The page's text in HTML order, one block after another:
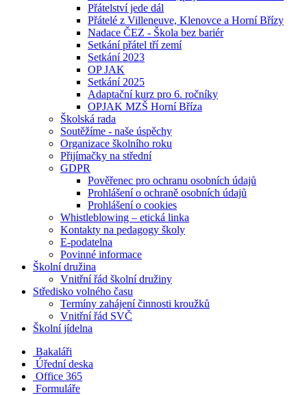
Přátelství jede dál
Přátelé z Villeneuve, Klenovce a Horní Břízy
Nadace ČEZ - Škola bez bariér
Setkání přátel tří zemí
Setkání 2023
OP JAK
Setkání 2025
Adaptační kurz pro 6. ročníky
OPJAK MZŠ Horní Bříza
Školská rada
Soutěžíme - naše úspěchy
Organizace školního roku
Přijímačky na střední
GDPR
Pověřenec pro ochranu osobních údajů
Prohlášení o ochraně osobních údajů
Prohlášení o cookies
Whistleblowing – etická linka
Kontakty na pedagogy školy
E-podatelna
Povinné informace
Školní družina
Vnitřní řád školní družiny
Středisko volného času
Termíny zahájení činnosti kroužků
Vnitřní řád SVČ
Školní jídelna
Bakaláři
Úřední deska
Office 365
Formuláře